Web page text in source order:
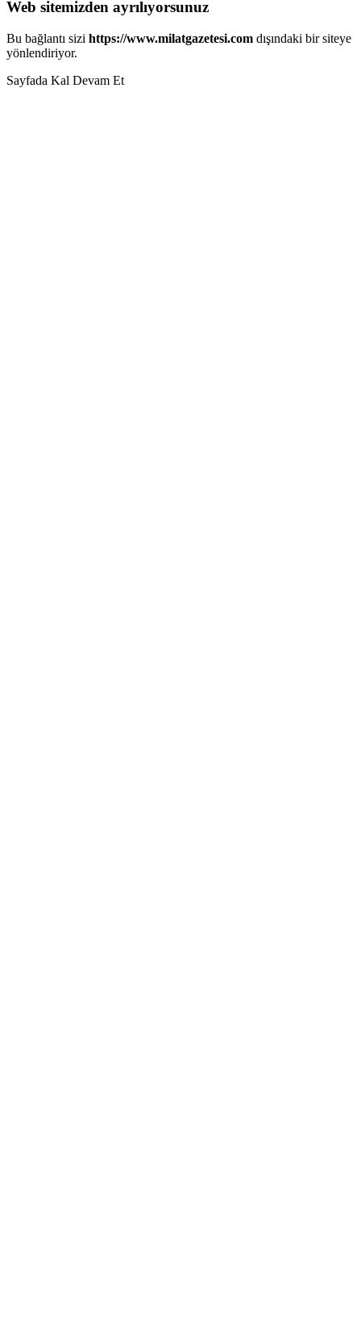
Web sitemizden ayrılıyorsunuz
Bu bağlantı sizi https://www.milatgazetesi.com dışındaki bir siteye
yönlendiriyor.
Sayfada Kal Devam Et